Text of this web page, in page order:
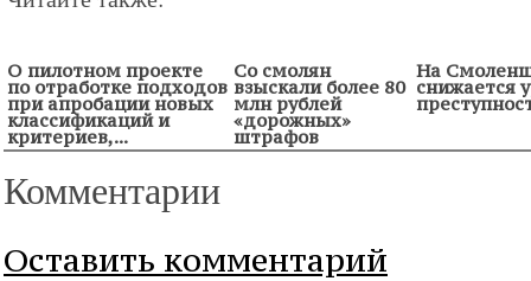
О пилотном проекте
по отработке подходов
при апробации новых
классификаций и
критериев,...
Со смолян
взыскали более 80
млн рублей
«дорожных»
штрафов
На
снижается
Комментарии
Оставить комментарий